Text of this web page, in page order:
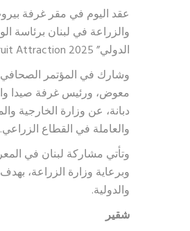
عقد اليوم في مقر غرفة
والزراعة في لبنان
الدولي” Fruit Attraction 2025 “، الذي سيقام في مدريد من 30 أيلول حتى 2 تشرين الأول المقبل.
وشارك في المؤتمر
معوض، ورئيس غرفة صيدا
دبانة، عن وزارة الخارجية
والعاملة في القطاع الزراعي.
وتأتي مشاركة لبنان في
وبرعاية وزارة الزراعة،
والدولية.
شقير